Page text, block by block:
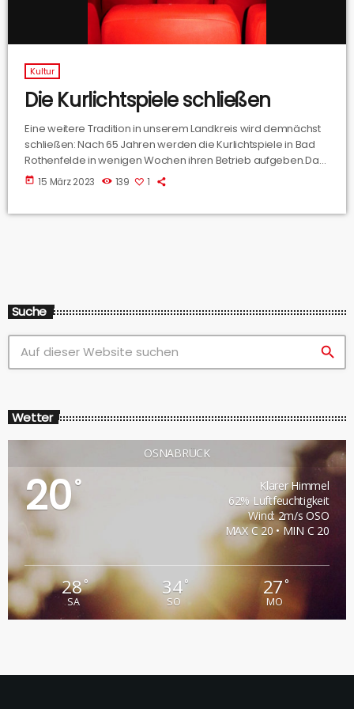
Kultur
Die Kurlichtspiele schließen
Eine weitere Tradition in unserem Landkreis wird demnächst
schließen: Nach 65 Jahren werden die Kurlichtspiele in Bad
Rothenfelde in wenigen Wochen ihren Betrieb aufgeben.Das
Kino wird von Marion Erdtmann und ihren Verwandten geführt.
today 15 März 2023 139 1
Suche
search
Wetter
OSNABRÜCK
20°
Klarer Himmel
62% Luftfeuchtigkeit
Wind: 2m/s OSO
MAX C 20 • MIN C 20
28°
SA
34°
SO
27°
MO